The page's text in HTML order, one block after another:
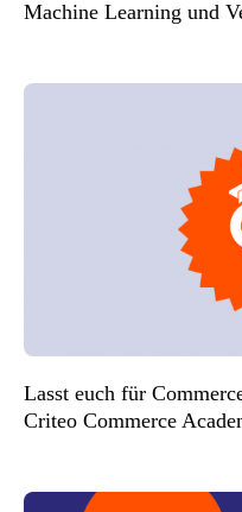
Machine Learning und
Lasst euch für
Criteo Commerce